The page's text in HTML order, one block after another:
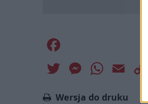
Twitter MessengerWhatsApp
Email
Wersja do druku